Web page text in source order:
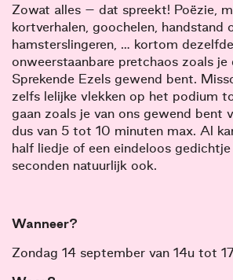
Zowat alles – dat spreekt! Poëzie,
kortverhalen, goochelen, handstand
hamsterslingeren, … kortom dezelfde
onweerstaanbare pretchaos zoals je
Sprekende Ezels gewend bent.
zelfs lelijke vlekken op het podium
gaan zoals je van ons gewend bent
dus van 5 tot 10 minuten max. Al
half liedje of een eindeloos
seconden natuurlijk ook.
Wanneer?
Zondag 14 september van 14u tot